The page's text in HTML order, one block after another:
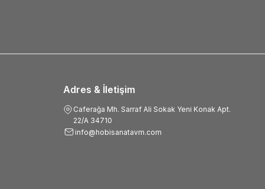
Adres & İletişim
Caferağa Mh. Sarraf Ali Sokak Yeni Konak Apt.
22/A 34710
info@hobisanatavm.com